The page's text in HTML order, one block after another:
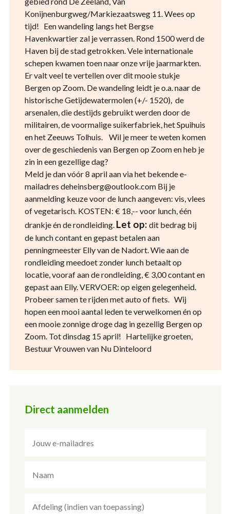
Konijnenburgweg/Markiezaatsweg 11. Wees op
tijd! Een wandeling langs het Bergse
Havenkwartier zal je verrassen. Rond 1500 werd de
Haven bij de stad getrokken. Vele internationale
schepen kwamen toen naar onze vrije jaarmarkten.
Er valt veel te vertellen over dit mooie stukje
Bergen op Zoom. De wandeling leidt je o.a. naar de
historische Getijdewatermolen (+/- 1520), de
arsenalen, die destijds gebruikt werden door de
militairen, de voormalige suikerfabriek, het Spuihuis
en het Zeeuws Tolhuis. Wil je meer te weten komen
over de geschiedenis van Bergen op Zoom en heb je
zin in een gezellige dag?
Meld je dan vóór 8 april aan via het bekende e-
mailadres deheinsberg@outlook.com Bij je
aanmelding keuze voor de lunch aangeven: vis, vlees
of vegetarisch. KOSTEN: € 18,-- voor lunch, één
drankje én de rondleiding. Let op: dit bedrag bij
de lunch contant en gepast betalen aan
penningmeester Elly van de Nadort. Wie aan de
rondleiding meedoet zonder lunch betaalt op
locatie, vooraf aan de rondleiding, € 3,00 contant en
gepast aan Elly. VERVOER: op eigen gelegenheid.
Probeer samen te rijden met auto of fiets. Wij
hopen een mooi aantal leden te verwelkomen én op
een mooie zonnige droge dag in gezellig Bergen op
Zoom. Tot dinsdag 15 april! Hartelijke groeten,
Bestuur Vrouwen van Nu Dinteloord
Direct aanmelden